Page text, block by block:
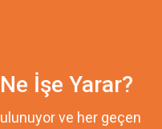
İşe Yarar?
ve her geçen